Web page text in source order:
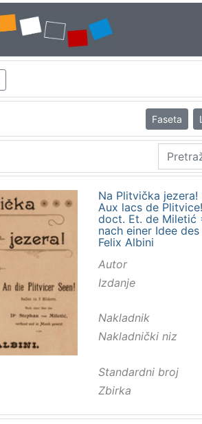
Faseta
Na Plitvička
Aux lacs de
doct. Et. de Miletić
nach einer Idee
Felix Albini
Autor
Izdanje
Nakladnik
Nakladnički niz
Standardni broj
Zbirka